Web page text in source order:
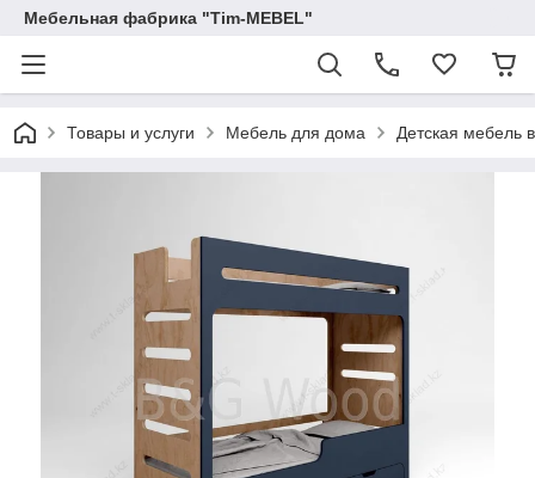
Мебельная фабрика "Tim-MEBEL"
Товары и услуги Мебель для дома Детская мебель